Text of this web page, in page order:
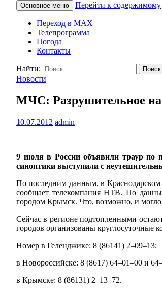
КАМЧАТСКОЕ
Основное меню Перейти к содержимому
Переход в MAX
Телепрограмма
Погода
Контакты
Найти:
Новости
МЧС: Разрушительное
10.07.2012 admin
9 июля в России объявили траур
синоптики выступили с
По последним данным, в Краснодарском
сообщает телекомпания НТВ. По
городом Крымск. Что, возможно, и
Сейчас в регионе подтопленными
городов организованы круглосуточные
Номер в Геленджике: 8 (86141) 2–09–13;
в Новороссийске: 8 (8617) 64–01–00 и
в Крымске: 8 (86131) 2–13–72.